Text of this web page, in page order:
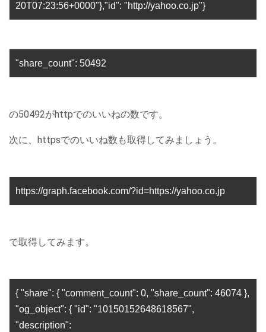
20T07:23:56+0000"},"id": "http://yahoo.co.jp"}
"share_count": 50492
の50492がhttpでのいいねの数です。
次に、httpsでのいいね数も取得してみましょう。
https://graph.facebook.com/?id=https://yahoo.co.jp
で取得してみます。
{ "share": { "comment_count": 0, "share_count": 46074 },
"og_object": { "id": "10150152648618567",
"description":